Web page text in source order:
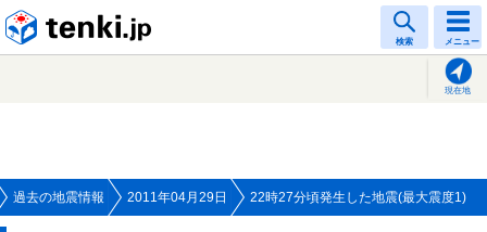
検索 メニュー
現在地
過去の地震情報 2011年04月29日 22時27分頃発生した地震(最大震度1)